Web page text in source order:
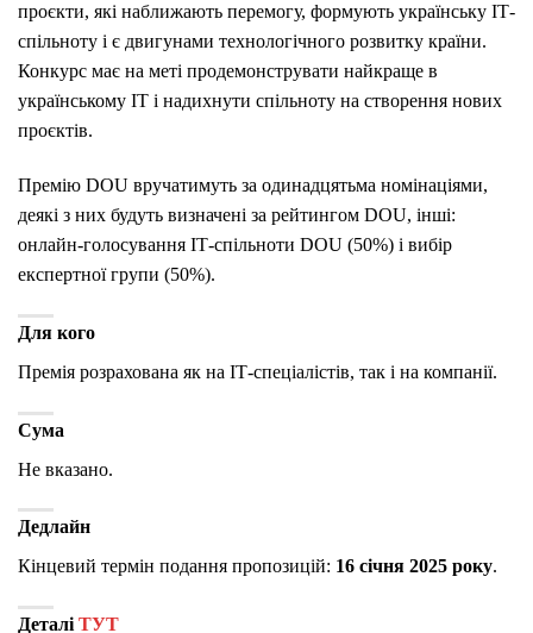
проєкти, які наближають перемогу, формують українську ІТ-
спільноту і є двигунами технологічного розвитку країни.
Конкурс має на меті продемонструвати найкраще в
українському ІТ і надихнути спільноту на створення нових
проєктів.
Премію DOU вручатимуть за одинадцятьма номінаціями,
деякі з них будуть визначені за рейтингом DOU, інші:
онлайн-голосування ІТ-спільноти DOU (50%) і вибір
експертної групи (50%).
Для кого
Премія розрахована як на ІТ-спеціалістів, так і на компанії.
Сума
Не вказано.
Дедлайн
Кінцевий термін подання пропозицій: 16 січня 2025 року.
Деталі ТУТ